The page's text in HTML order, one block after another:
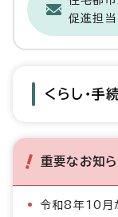
促進担
くらし・手
重要なお知
令和8年10月